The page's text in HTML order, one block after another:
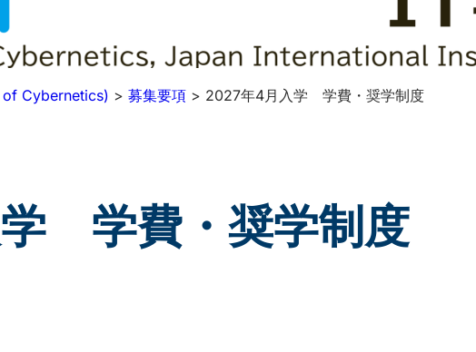
of Cybernetics) > 募集要項 > 2027年4月入学 学費・奨学制度
学費・奨学制度